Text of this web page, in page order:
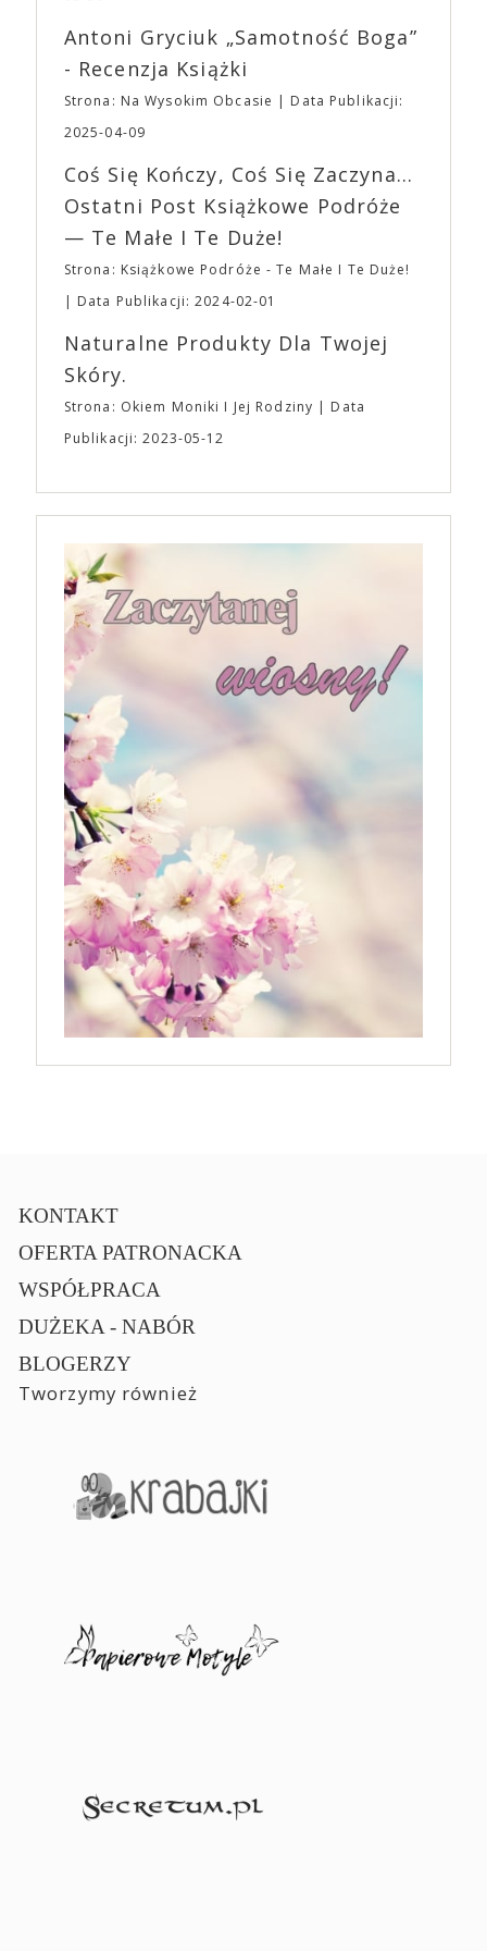
(„Joker”, „Ona”) w swojej najbardziej zaskakującej
roli. Twórca kultowych „Dziedzictwo. Hereditary” i
„Midsommar. W biały dzień” zrealizował najbardziej
osobisty film, który pozwolił mu w pełni podzielić
się z widzami swoimi lękami, wizją świata, a przede
„Bo się boi” w kinach od 21 kwietnia.
Wystawców i Obsługi. Na terenie hali nie zabraknie
Waszych ulubionych Wystawców serwujących
napoje oraz drobne przekąski a przed halą
planujemy Strefę FoodTrucków. Życzymy Wam
fantastycznego czasu oczekiwania na nadchodzącą
EXPO XXI!
Antoni Gryciuk „Samotność Boga”
- Recenzja Książki
Strona: Na Wysokim Obcasie
Data Publikacji:
2025-04-09
Coś Się Kończy, Coś Się Zaczyna...
Ostatni Post Książkowe Podróże
— Te Małe I Te Duże!
Strona: Książkowe Podróże - Te Małe I Te Duże!
Data Publikacji: 2024-02-01
Naturalne Produkty Dla Twojej
Skóry.
Strona: Okiem Moniki I Jej Rodziny
Data
Publikacji: 2023-05-12
KONTAKT
OFERTA PATRONACKA
WSPÓŁPRACA
DUŻEKA - NABÓR
BLOGERZY
Tworzymy również